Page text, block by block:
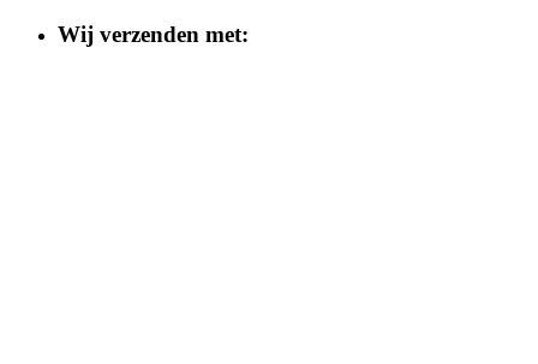
Wij verzenden met: